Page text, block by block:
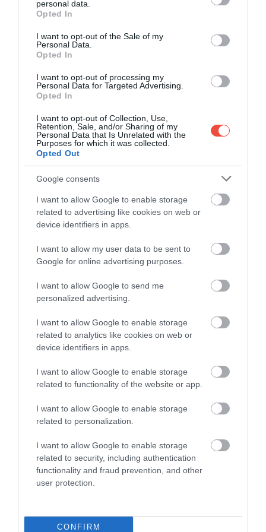
grant or deny consent to Google and its third-party tags to
use your data for below specified purposes in below Google
consent section.
personal data.
Opted In
I want to opt-out of the Sale of my
Personal Data.
Opted In
I want to opt-out of processing my
Personal Data for Targeted Advertising.
Opted In
I want to opt-out of Collection, Use,
Retention, Sale, and/or Sharing of my
Personal Data that Is Unrelated with the
Purposes for which it was collected.
Opted Out
Google consents
I want to allow Google to enable storage
related to advertising like cookies on web or
device identifiers in apps.
I want to allow my user data to be sent to
Google for online advertising purposes.
I want to allow Google to send me
personalized advertising.
I want to allow Google to enable storage
related to analytics like cookies on web or
device identifiers in apps.
I want to allow Google to enable storage
related to functionality of the website or app.
I want to allow Google to enable storage
related to personalization.
I want to allow Google to enable storage
related to security, including authentication
functionality and fraud prevention, and other
user protection.
CONFIRM
A megtisztított spenótot blansírozzuk (főzzük
meg forró vízben, majd rövid időre mártsuk
jeges vízbe), majd vágjuk apróra. Egy tálban
keverjük össze a töltelék többi hozzávalóját,
szódabikarbónát, majd formázzunk ebből egy
kis „vulkáni krátert”, a középen található
és az olajat. Gyúrjuk össze a tésztát úgy, hogy
rugalmas legyen, hagyjuk legalább negyedóráig
pihenni, ez után pedig szedjük hat részre.
A tésztából készítsünk vékony korongokat,
nyújtsuk ki őket, széleiket pedig kenjük meg
egy kevés olajjal. A tölteléket rakjuk a korongok
közepére, majd a hajtsuk ezt félbe őket, és
nyomkodjuk meg alaposan a széleket.
bele a burekeket. Kenjük meg őket még egy
kevés olívaolajjal, kenjük rá a joghurtot és
szórjuk meg szezámmaggal. Ezt követően
rakjuk be a közepesen meleg sütőbe, és
nagyjából 35 perc alatt süssük ropogósra – írja a
vesződni, akkor réteslapokat is
használhatunk – ebből nyugodtan rakjunk
Kanada sült krumplis street foodja, amit Európában